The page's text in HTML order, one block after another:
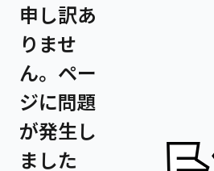
申し訳あ
りませ
ん。ペー
ジに問題
が発生し
ました